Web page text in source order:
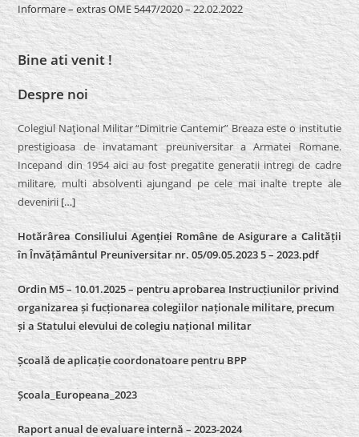
Informare – extras OME 5447/2020 – 22.02.2022
Bine ati venit !
Despre noi
Colegiul Naţional Militar “Dimitrie Cantemir” Breaza este o institutie
prestigioasa de invatamant preuniversitar a Armatei Romane.
Incepand din 1954 aici au fost pregatite generatii intregi de cadre
militare, multi absolventi ajungand pe cele mai inalte trepte ale
devenirii […]
Hotărârea Consiliului Agenției Române de Asigurare a Calității
în Învățământul Preuniversitar nr. 05/09.05.2023 5 – 2023.pdf
Ordin M5 – 10.01.2025 – pentru aprobarea Instrucțiunilor privind
organizarea și fucționarea colegiilor naționale militare, precum
și a Statului elevului de colegiu național militar
Școală de aplicație coordonatoare pentru BPP
Școala_Europeana_2023
Raport anual de evaluare internă – 2023-2024